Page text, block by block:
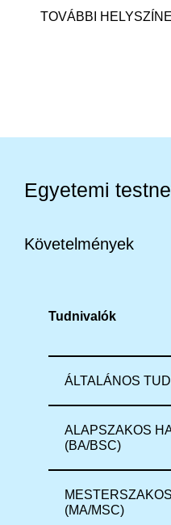
TOVÁBBI
Egyetemi
Követelmények
Tudnivalók
ÁLTALÁNOS
ALAPSZAKOS
(BA/BSC)
(MA/MSC)